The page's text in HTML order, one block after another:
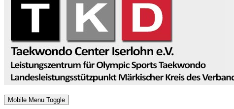
Mobile Menu Toggle